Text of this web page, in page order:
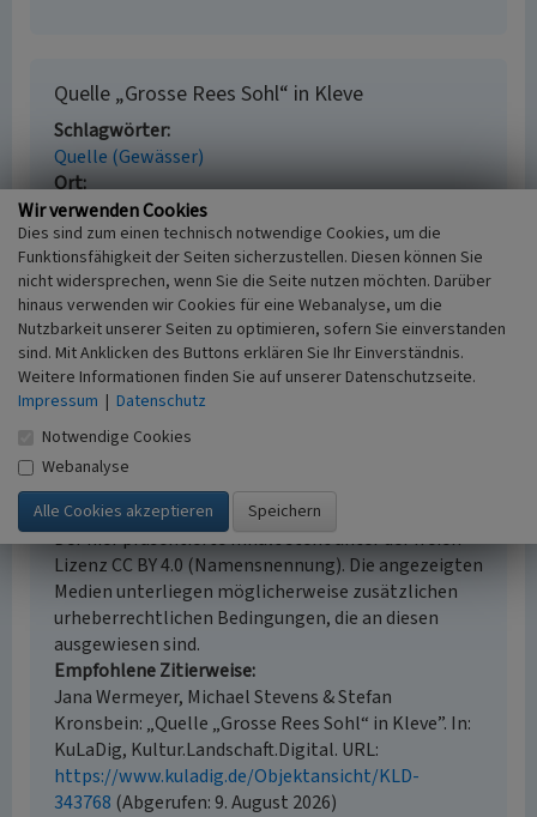
Quelle „Grosse Rees Sohl“ in Kleve
Schlagwörter
Quelle (Gewässer)
Ort
47533 Kleve
Fachsicht(en)
Naturschutz
Erfassungsmaßstab
i.d.R. 1:5.000 (größer als 1:20.000)
Erfassungsmethode
Literaturauswertung
Empfohlene Zitierweise
Urheberrechtlicher Hinweis
Der hier präsentierte Inhalt steht unter der freien
Lizenz CC BY 4.0 (Namensnennung). Die angezeigten
Medien unterliegen möglicherweise zusätzlichen
urheberrechtlichen Bedingungen, die an diesen
ausgewiesen sind.
Empfohlene Zitierweise
Jana Wermeyer, Michael Stevens & Stefan
Kronsbein: „Quelle „Grosse Rees Sohl“ in Kleve”. In:
KuLaDig, Kultur.Landschaft.Digital. URL:
https://www.kuladig.de/Objektansicht/KLD-
343768 (Abgerufen: 9. August 2026)
Wir verwenden Cookies
Dies sind zum einen technisch notwendige Cookies, um die
Funktionsfähigkeit der Seiten sicherzustellen. Diesen können Sie
nicht widersprechen, wenn Sie die Seite nutzen möchten. Darüber
hinaus verwenden wir Cookies für eine Webanalyse, um die
Nutzbarkeit unserer Seiten zu optimieren, sofern Sie einverstanden
sind. Mit Anklicken des Buttons erklären Sie Ihr Einverständnis.
Weitere Informationen finden Sie auf unserer Datenschutzseite.
Impressum | Datenschutz
Notwendige Cookies
Webanalyse